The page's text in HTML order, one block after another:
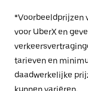
*Voorbeeldprijzen
voor UberX en
tarieven en
daadwerkelijke